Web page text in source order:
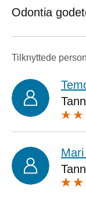
Odontia
Tilknyttede
Mari